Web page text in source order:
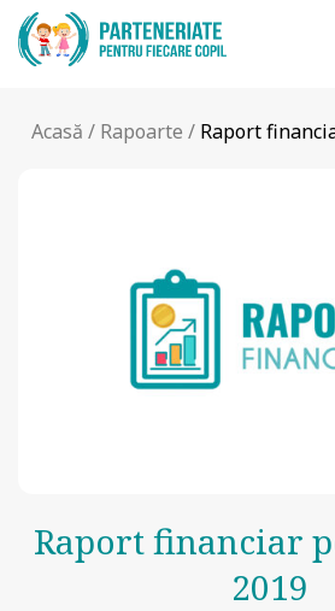
Acasă / Rapoarte / Raport
Raport financiar
2019